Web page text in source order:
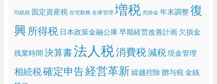
印紙税 固定資産税 在宅勤務 在庫管理 増税 売掛金 年末調整復
興 所得税 日本政策金融公庫早期経営改善計画 欠損金
残業時間決算書法人税消費税減税現金管理
相続税確定申告経営革新繰越控除 贈与税金銭